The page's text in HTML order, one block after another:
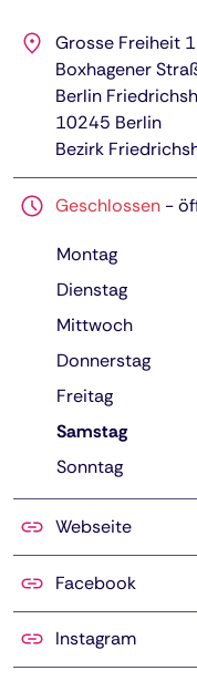
Grosse Freiheit
Boxhagener
Berlin
10245 Berlin
Bezirk
Geschlossen -
Montag
Dienstag
Mittwoch
Donnerstag
Freitag
Samstag
Sonntag
Webseite
Facebook
Instagram